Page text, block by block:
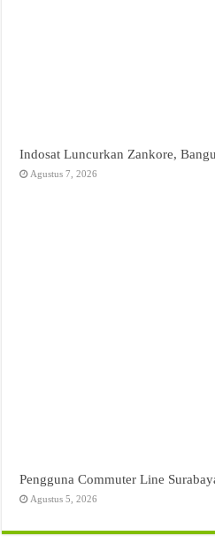
Indosat Luncurkan Zankore,
Agustus 7, 2026
Pengguna Commuter Line
Agustus 5, 2026